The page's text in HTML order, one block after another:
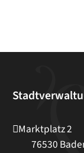
Marktplatz 2
76530